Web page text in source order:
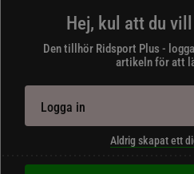
Hej, kul att du
Den tillhör Ridsport Plus -
artikeln för att
Logga in
Aldrig skapat ett